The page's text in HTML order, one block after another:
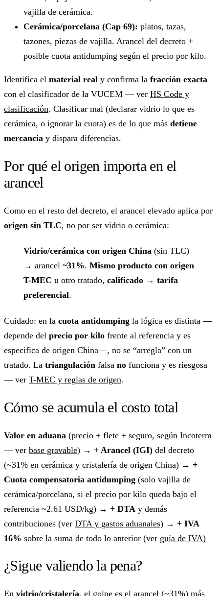
vajilla de cerámica.
Cerámica/porcelana (Cap 69): platos, tazas,
tazones, piezas de vajilla. Arancel del decreto +
posible cuota antidumping según el precio por kilo.
Identifica el material real y confirma la fracción exacta
con el clasificador de la VUCEM — ver HS Code y
clasificación. Clasificar mal (declarar vidrio lo que es
cerámica, o ignorar la cuota) es de lo que más detiene
mercancía y dispara diferencias.
Por qué el origen importa en el
arancel
Como en el resto del decreto, el arancel elevado aplica por
origen sin TLC, no por ser vidrio o cerámica:
Vidrio/cerámica con origen China (sin TLC)
→ arancel ~31%. Mismo producto con origen
T-MEC u otro tratado, calificado → tarifa
preferencial.
Cuidado: en la cuota antidumping la lógica es distinta —
depende del precio por kilo frente al referencia y es
específica de origen China—, no se “arregla” con un
tratado. La triangulación falsa no funciona y es riesgosa
— ver T-MEC y reglas de origen.
Cómo se acumula el costo total
Valor en aduana (precio + flete + seguro, según Incoterm
— ver base gravable) → + Arancel (IGI) del decreto
(~31% en cerámica y cristalería de origen China) → +
Cuota compensatoria antidumping (solo vajilla de
cerámica/porcelana, si el precio por kilo queda bajo el
referencia ~2.61 USD/kg) → + DTA y demás
contribuciones (ver DTA y gastos aduanales) → + IVA
16% sobre la suma de todo lo anterior (ver guía de IVA)
¿Sigue valiendo la pena?
En vidrio/cristalería, el golpe es el arancel (~31%) más